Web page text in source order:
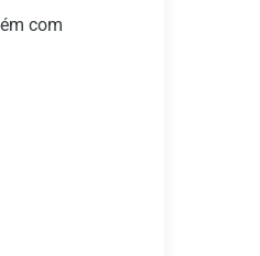
com